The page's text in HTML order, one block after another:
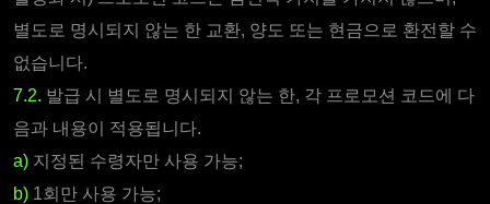
별도로 명시되지 않는 한 교환, 양도 또는 현금으로 환전할 수
없습니다.
7.2. 발급 시 별도로 명시되지 않는 한, 각 프로모션 코드에 다
음과 내용이 적용됩니다.
a) 지정된 수령자만 사용 가능;
b) 1회만 사용 가능;